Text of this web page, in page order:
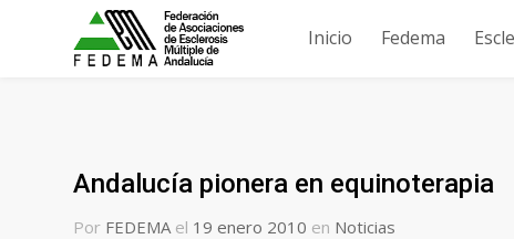
Inicio Fedema
Andalucía pionera en equinoterapia
Por FEDEMA el 19 enero 2010 en Noticias